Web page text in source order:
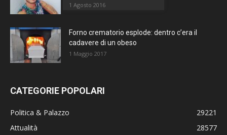
1 Agosto 2016
Forno crematorio esplode: dentro c’era il
cadavere di un obeso
1 Maggio 2017
CATEGORIE POPOLARI
Politica & Palazzo
29221
Attualità
28577